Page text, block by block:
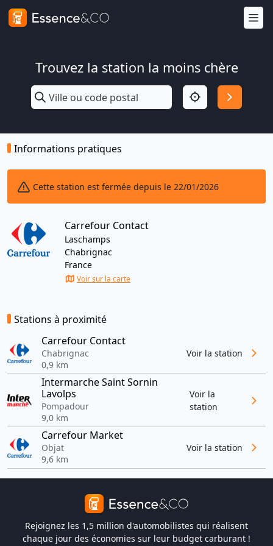
Trouvez la station la moins chère
Informations pratiques
Cette station est fermée depuis le 22/01/2026
Carrefour Contact
Laschamps
Chabrignac
France
Voir sur la carte
Stations à proximité
Carrefour Contact
Chabrignac
0,9 km
Voir la station
Intermarche Saint Sornin
Lavolps
Pompadour
9,0 km
Voir la
station
Carrefour Market
Objat
9,6 km
Voir la station
Rejoignez les 1,5 million d'automobilistes qui réalisent
chaque jour des économies sur leur budget carburant !